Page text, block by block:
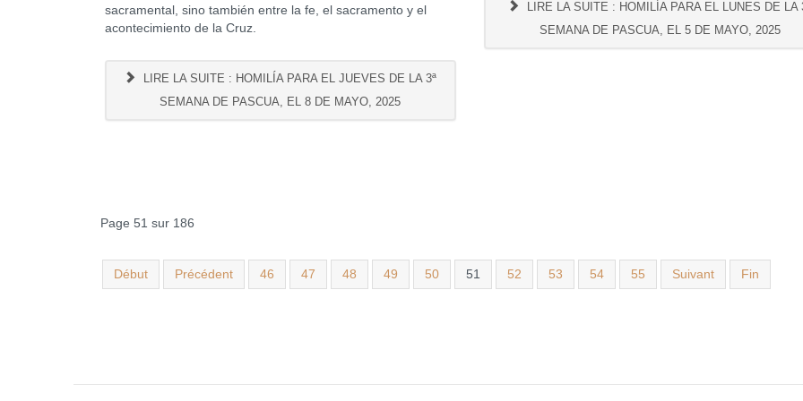
sacramental, sino también entre la fe, el sacramento y el
acontecimiento de la Cruz.
LIRE LA SUITE : HOMILÍA PARA EL JUEVES DE LA 3ª
SEMANA DE PASCUA, EL 8 DE MAYO, 2025
LIRE LA SUITE : HOMILÍA PARA EL LUNES DE LA
SEMANA DE PASCUA, EL 5 DE MAYO, 2025
Page 51 sur 186
Début Précédent 46 47 48 49 50 51 52 53 54 55 Suivant Fin